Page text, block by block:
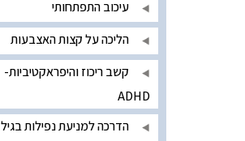
עיכוב התפתחותי
הליכה על קצות האצבעות
קשב ריכוז והיפראקטיביות-
ADHD
הדרכה למניעת נפילות בגיל